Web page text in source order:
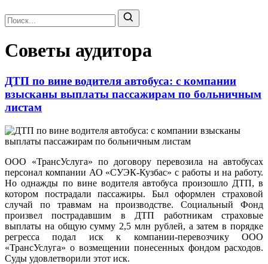
Советы аудитора
ДТП по вине водителя автобуса: с компании
взысканы выплаты пассажирам по больничным
листам
ООО «ТрансУслуга» по договору перевозила на автобусах
персонал компании АО «СУЭК-Кузбас» с работы и на работу.
Но однажды по вине водителя автобуса произошло ДТП, в
котором пострадали пассажиры. Был оформлен страховой
случай по травмам на производстве. Социальный Фонд
произвел пострадавшим в ДТП работникам страховые
выплаты на общую сумму 2,5 млн рублей, а затем в порядке
регресса подал иск к компании-перевозчику ООО
«ТрансУслуга» о возмещении понесенных фондом расходов.
Суды удовлетворили этот иск.